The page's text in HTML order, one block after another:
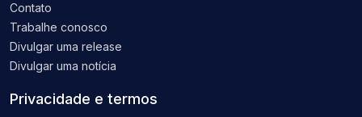
Contato
Trabalhe conosco
Divulgar uma release
Divulgar uma notícia
Privacidade e termos